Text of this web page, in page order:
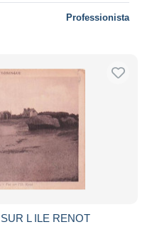
Professionista
L ILE RENOT